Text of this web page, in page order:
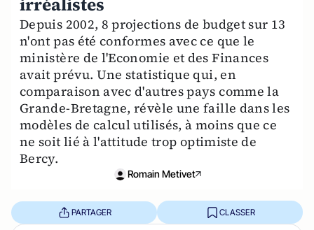
irréalistes
Depuis 2002, 8 projections de budget sur 13
n'ont pas été conformes avec ce que le
ministère de l'Economie et des Finances
avait prévu. Une statistique qui, en
comparaison avec d'autres pays comme la
Grande-Bretagne, révèle une faille dans les
modèles de calcul utilisés, à moins que ce
ne soit lié à l'attitude trop optimiste de
Bercy.
Romain Metivet
PARTAGER CLASSER